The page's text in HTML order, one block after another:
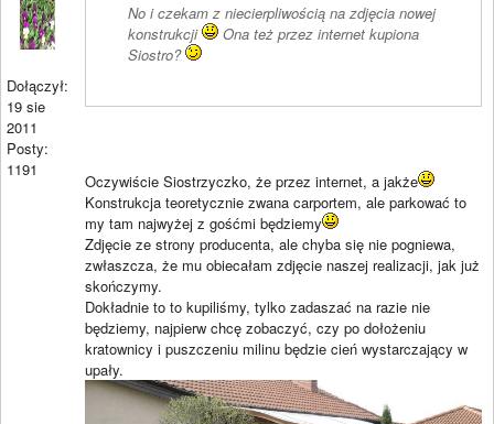
Dołączył:
19 sie
2011
Posty:
1191
No i czekam z niecierpliwością na zdjęcia nowej
konstrukcji
Ona też przez internet kupiona
Siostro?
Oczywiście Siostrzyczko, że przez internet, a jakże
Konstrukcja teoretycznie zwana carportem, ale parkować to
my tam najwyżej z gośćmi będziemy
Zdjęcie ze strony producenta, ale chyba się nie pogniewa,
zwłaszcza, że mu obiecałam zdjęcie naszej realizacji, jak już
skończymy.
Dokładnie to to kupiliśmy, tylko zadaszać na razie nie
będziemy, najpierw chcę zobaczyć, czy po dołożeniu
kratownicy i puszczeniu milinu będzie cień wystarczający w
upały.